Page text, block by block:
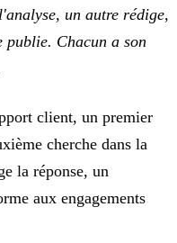
un autre rédige,
Chacun a son
client, un premier
cherche dans la
la réponse, un
aux engagements